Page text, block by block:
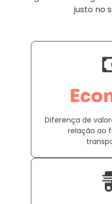
justo no
Diferença de
relação ao